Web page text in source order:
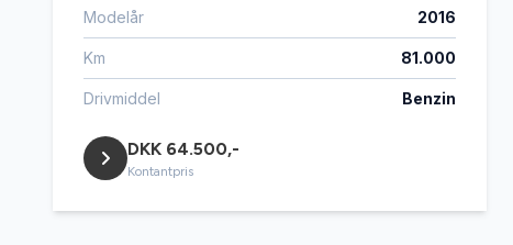
Modelår 2016
Km 81.000
Drivmiddel Benzin
DKK 64.500,-
Kontantpris